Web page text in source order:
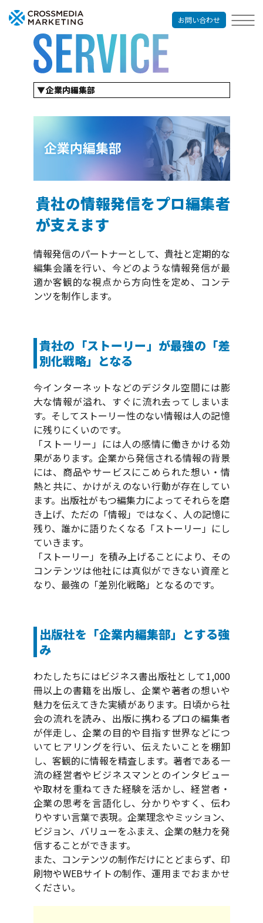
お問い合わせ
企業内編集部
コンテンツマーケティングサービス
出版プロモーション
オウンドメディア制作
パンフレット制作
貴社の情報発信をプロ編集者
が支えます
情報発信のパートナーとして、貴社と定期的な
編集会議を行い、今どのような情報発信が最
適か客観的な視点から方向性を定め、コンテ
ンツを制作します。
貴社の「ストーリー」が最強の「差
別化戦略」となる
今インターネットなどのデジタル空間には膨
大な情報が溢れ、すぐに流れ去ってしまいま
す。そしてストーリー性のない情報は人の記憶
に残りにくいのです。
「ストーリー」には人の感情に働きかける効
果があります。企業から発信される情報の背景
には、商品やサービスにこめられた想い・情
熱と共に、かけがえのない行動が存在してい
ます。出版社がもつ編集力によってそれらを磨
き上げ、ただの「情報」ではなく、人の記憶に
残り、誰かに語りたくなる「ストーリー」にし
ていきます。
「ストーリー」を積み上げることにより、その
コンテンツは他社には真似ができない資産と
なり、最強の「差別化戦略」となるのです。
出版社を「企業内編集部」とする強
み
わたしたちにはビジネス書出版社として1,000
冊以上の書籍を出版し、企業や著者の想いや
魅力を伝えてきた実績があります。日頃から社
会の流れを読み、出版に携わるプロの編集者
が伴走し、企業の目的や目指す世界などにつ
いてヒアリングを行い、伝えたいことを棚卸
し、客観的に情報を精査します。著者である一
流の経営者やビジネスマンとのインタビュー
や取材を重ねてきた経験を活かし、経営者・
企業の思考を言語化し、分かりやすく、伝わ
りやすい言葉で表現。企業理念やミッション、
ビジョン、バリューをふまえ、企業の魅力を発
信することができます。
また、コンテンツの制作だけにとどまらず、印
刷物やWEBサイトの制作、運用までおまかせ
ください。